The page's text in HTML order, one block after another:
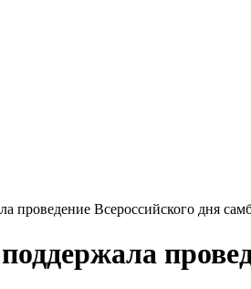
проведение Всероссийского дня